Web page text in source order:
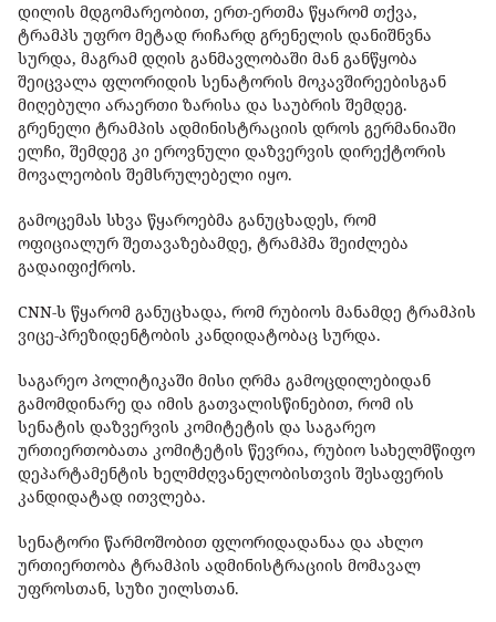
დილის მდგომარეობით, ერთ-ერთმა წყარომ თქვა,
ტრამპს უფრო მეტად რიჩარდ გრენელის დანიშნვნა
სურდა, მაგრამ დღის განმავლობაში მან განწყობა
შეიცვალა ფლორიდის სენატორის მოკავშირეებისგან
მიღებული არაერთი ზარისა და საუბრის შემდეგ.
გრენელი ტრამპის ადმინისტრაციის დროს გერმანიაში
ელჩი, შემდეგ კი ეროვნული დაზვერვის დირექტორის
მოვალეობის შემსრულებელი იყო.
გამოცემას სხვა წყაროებმა განუცხადეს, რომ
ოფიციალურ შეთავაზებამდე, ტრამპმა შეიძლება
გადაიფიქროს.
CNN-ს წყარომ განუცხადა, რომ რუბიოს მანამდე ტრამპის
ვიცე-პრეზიდენტობის კანდიდატობაც სურდა.
საგარეო პოლიტიკაში მისი ღრმა გამოცდილებიდან
გამომდინარე და იმის გათვალისწინებით, რომ ის
სენატის დაზვერვის კომიტეტის და საგარეო
ურთიერთობათა კომიტეტის წევრია, რუბიო სახელმწიფო
დეპარტამენტის ხელმძღვანელობისთვის შესაფერის
კანდიდატად ითვლება.
სენატორი წარმოშობით ფლორიდადანაა და ახლო
ურთიერთობა ტრამპის ადმინისტრაციის მომავალ
უფროსთან, სუზი უილსთან.